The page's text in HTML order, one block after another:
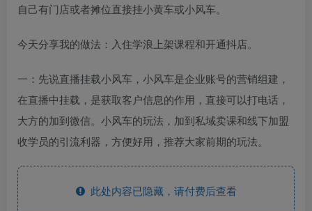
自己有门店或者摊位直接挂小黄车或小风车。
今天分享我的做法：入住学浪上架课程和开通抖店。
一：先说直播挂载小风车，小风车是企业账号的营销组建，
在直播中挂载，是获取客户信息的作用，直接可以打电话，
大方的加到微信。小风车的玩法，加到私域卖课和线下加盟
收学员的引流利器，方便好用，推荐大家前期的玩法。
此处内容已隐藏，请付费后查看